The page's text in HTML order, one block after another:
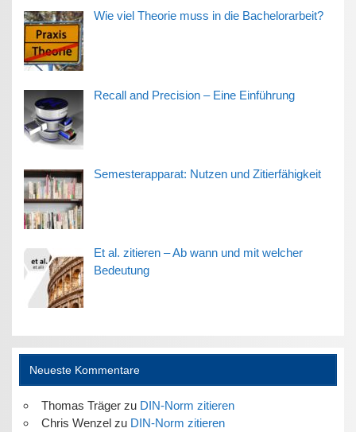
Wie viel Theorie muss in die Bachelorarbeit?
Recall and Precision – Eine Einführung
Semesterapparat: Nutzen und Zitierfähigkeit
Et al. zitieren – Ab wann und mit welcher
Bedeutung
Neueste Kommentare
Thomas Trägerzu DIN-Norm zitieren
Chris Wenzelzu DIN-Norm zitieren